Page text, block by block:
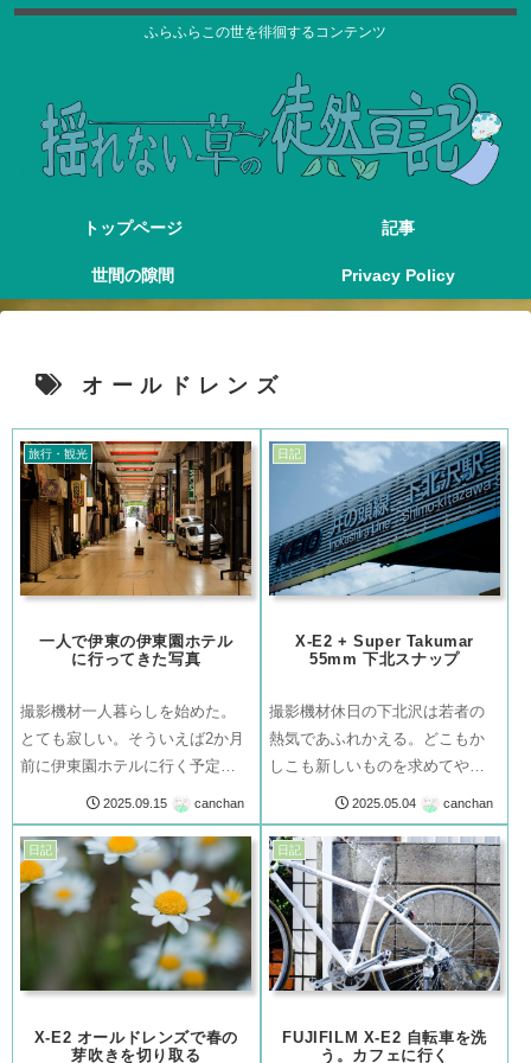
ふらふらこの世を徘徊するコンテンツ
トップページ 記事
世間の隙間 Privacy Policy
オールドレンズ
旅行・観光
一人で伊東の伊東園ホテル
に行ってきた写真
撮影機材一人暮らしを始めた。
とても寂しい。そういえば2か月
前に伊東園ホテルに行く予定を
立てていた。それがちょうど一
人暮らしを始めて一週間たって
時だった。行きの道筋途中駅か
ら望む海。こってりとした青に
息をのむ。気分もブルー。電車
2025.09.15 canchan
日記
X-E2 + Super Takumar
55mm 下北スナップ
撮影機材休日の下北沢は若者の
熱気であふれかえる。どこもか
しこも新しいものを求めてやっ
てくる人たちを、歴の入った建
物や品物が出迎えているように
見えた。ただ私たちは下北沢と
いう名前に惹かれて、電車を降
りただけで目的もなく歩いた。
その道中もちろん...
2025.05.04 canchan
日記
X-E2 オールドレンズで春の
芽吹きを切り取る
日記
FUJIFILM X-E2 自転車を洗
う。カフェに行く